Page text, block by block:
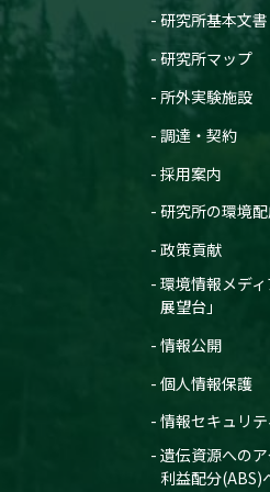
研究所基本文書
研究所マップ
所外実験施設
調達・契約
採用案内
研究所の環境
政策貢献
環境情報メデ
展望台」
情報公開
個人情報保護
情報セキュリ
遺伝資源への
利益配分(ABS)